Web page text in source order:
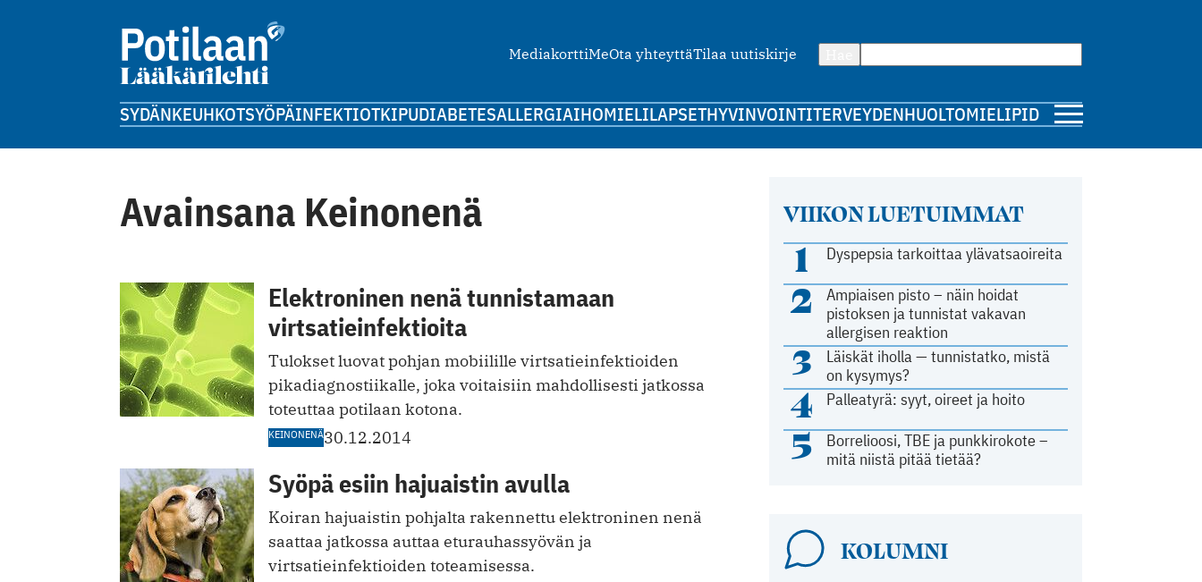
MediakorttiMeOta yhteyttäTilaa uutiskirje
SYDÄNKEUHKOTSYÖPÄINFEKTIOTKIPUDIABETESALLERGIAIHOMIELILAPSETHYVINVOINTITERVEYDENHUOLTOMIELIPIDE
Avainsana Keinonenä
Elektroninen nenä tunnistamaan
virtsatieinfektioita
Tulokset luovat pohjan mobiilille virtsatieinfektioiden
pikadiagnostiikalle, joka voitaisiin mahdollisesti jatkossa
toteuttaa potilaan kotona.
KEINONENÄ30.12.2014
Syöpä esiin hajuaistin avulla
Koiran hajuaistin pohjalta rakennettu elektroninen nenä
saattaa jatkossa auttaa eturauhassyövän ja
virtsatieinfektioiden toteamisessa.
VIIKON LUETUIMMAT
1 Dyspepsia tarkoittaa ylävatsaoireita
2
Ampiaisen pisto – näin hoidat
pistoksen ja tunnistat vakavan
allergisen reaktion
3
Läiskät iholla — tunnistatko, mistä
on kysymys?
4 Palleatyrä: syyt, oireet ja hoito
5
Borrelioosi, TBE ja punkkirokote –
mitä niistä pitää tietää?
KOLUMNI